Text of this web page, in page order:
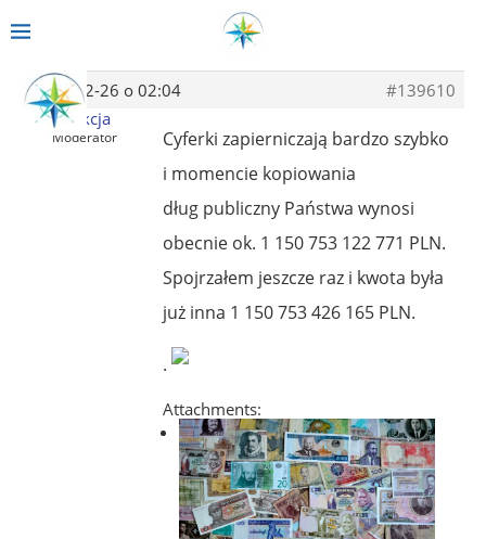
2014-02-26 o 02:04
#139610
Redakcja
Moderator
Cyferki zapierniczają bardzo szybko
i momencie kopiowania
dług publiczny Państwa wynosi
obecnie ok. 1 150 753 122 771 PLN.
Spojrzałem jeszcze raz i kwota była
już inna 1 150 753 426 165 PLN.
.
Attachments: